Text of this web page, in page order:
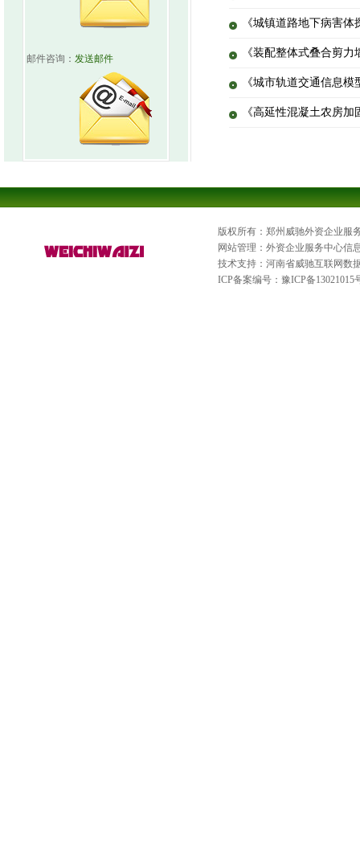
邮件咨询： 发送邮件
《城镇道路地下病害
《装配整体式叠合剪
《城市轨道交通信息模
《高延性混凝土农房加
版权所有：郑州威驰外资企业服
网站管理：外资企业服务中心信
技术支持：河南省威驰互联网数
ICP备案编号： 豫ICP备13021015